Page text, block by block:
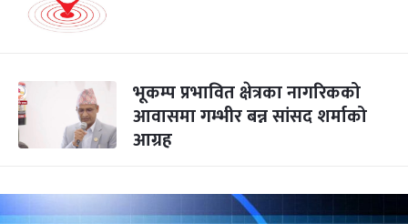
भूकम्प प्रभावित क्षेत्रका नागरिकको
आवासमा गम्भीर बन्न सांसद शर्माको
आग्रह